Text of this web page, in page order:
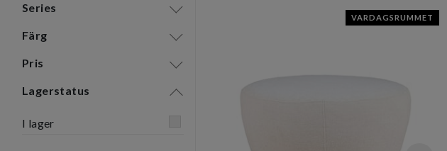
Series
Färg
Pris
Lagerstatus
I lager
VARDAGSRUMMET